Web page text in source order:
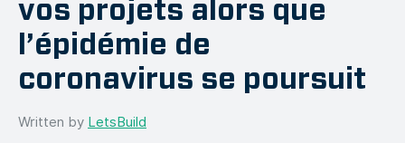
vos projets alors que
l’épidémie de
coronavirus se poursuit
Written by LetsBuild